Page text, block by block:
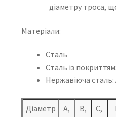
діаметру троса,
Матеріали:
Сталь
Сталь із
Нержавіюча сталь:
Діаметр
A,
B,
C,